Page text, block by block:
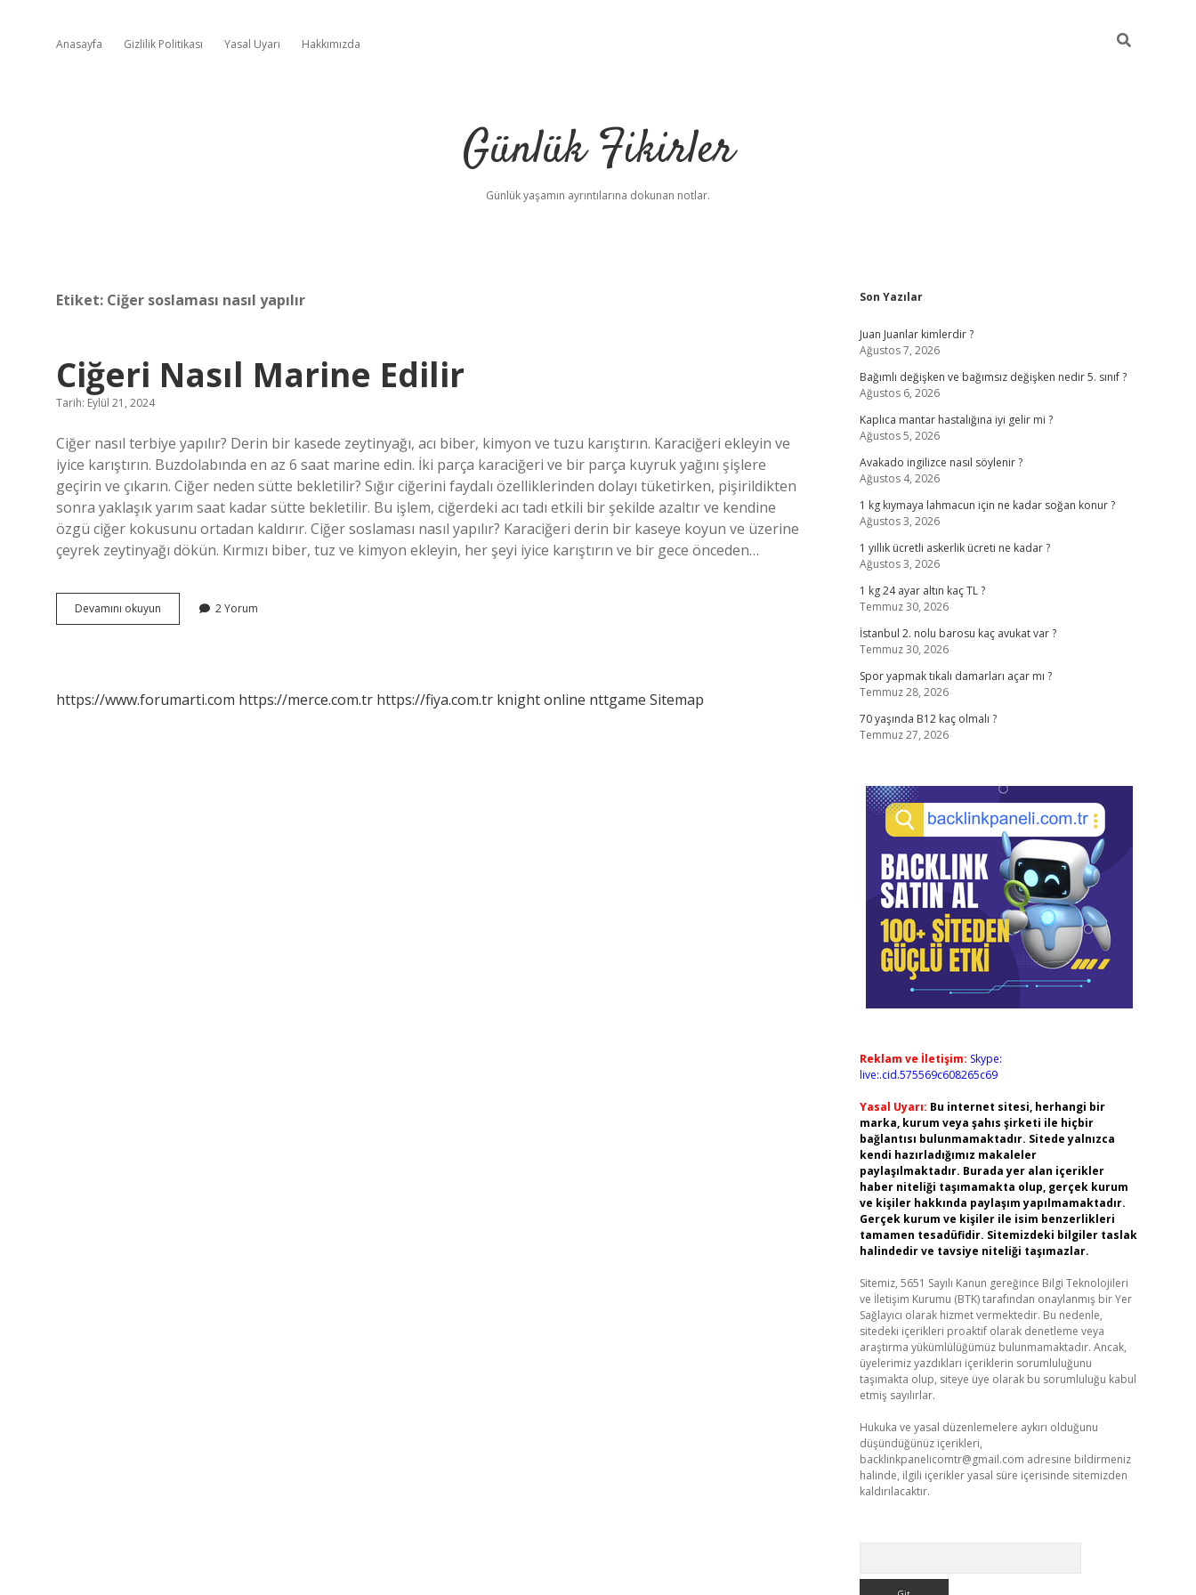
Anasayfa Gizlilik Politikası Yasal Uyarı Hakkımızda
Günlük Fikirler
Günlük yaşamın ayrıntılarına dokunan notlar.
Etiket: Ciğer soslaması nasıl yapılır
Ciğeri Nasıl Marine Edilir
Tarih: Eylül 21, 2024
Ciğer nasıl terbiye yapılır? Derin bir kasede zeytinyağı, acı biber, kimyon ve tuzu karıştırın. Karaciğeri ekleyin ve
iyice karıştırın. Buzdolabında en az 6 saat marine edin. İki parça karaciğeri ve bir parça kuyruk yağını şişlere
geçirin ve çıkarın. Ciğer neden sütte bekletilir? Sığır ciğerini faydalı özelliklerinden dolayı tüketirken, pişirildikten
sonra yaklaşık yarım saat kadar sütte bekletilir. Bu işlem, ciğerdeki acı tadı etkili bir şekilde azaltır ve kendine
özgü ciğer kokusunu ortadan kaldırır. Ciğer soslaması nasıl yapılır? Karaciğeri derin bir kaseye koyun ve üzerine
çeyrek zeytinyağı dökün. Kırmızı biber, tuz ve kimyon ekleyin, her şeyi iyice karıştırın ve bir gece önceden…
Devamını okuyun
Nasıl
2 Yorum
https://www.forumarti.com https://merce.com.tr https://fiya.com.tr knight online nttgame Sitemap
Sidebar
Son Yazılar
Juan Juanlar kimlerdir ?
Ağustos 7, 2026
Bağımlı değişken ve bağımsız değişken nedir 5. sınıf ?
Ağustos 6, 2026
Kaplıca mantar hastalığına iyi gelir mi ?
Ağustos 5, 2026
Avakado ingilizce nasıl söylenir ?
Ağustos 4, 2026
1 kg kıymaya lahmacun için ne kadar soğan konur ?
Ağustos 3, 2026
1 yıllık ücretli askerlik ücreti ne kadar ?
Ağustos 3, 2026
1 kg 24 ayar altın kaç TL ?
Temmuz 30, 2026
İstanbul 2. nolu barosu kaç avukat var ?
Temmuz 30, 2026
Spor yapmak tıkalı damarları açar mı ?
Temmuz 28, 2026
70 yaşında B12 kaç olmalı ?
Temmuz 27, 2026
Reklam ve İletişim: Skype:
live:.cid.575569c608265c69
Yasal Uyarı: Bu internet sitesi, herhangi bir
marka, kurum veya şahıs şirketi ile hiçbir
bağlantısı bulunmamaktadır. Sitede yalnızca
kendi hazırladığımız makaleler
paylaşılmaktadır. Burada yer alan içerikler
haber niteliği taşımamakta olup, gerçek kurum
ve kişiler hakkında paylaşım yapılmamaktadır.
Gerçek kurum ve kişiler ile isim benzerlikleri
tamamen tesadüfidir. Sitemizdeki bilgiler taslak
halindedir ve tavsiye niteliği taşımazlar.
Sitemiz, 5651 Sayılı Kanun gereğince Bilgi Teknolojileri
ve İletişim Kurumu (BTK) tarafından onaylanmış bir Yer
Sağlayıcı olarak hizmet vermektedir. Bu nedenle,
sitedeki içerikleri proaktif olarak denetleme veya
araştırma yükümlülüğümüz bulunmamaktadır. Ancak,
üyelerimiz yazdıkları içeriklerin sorumluluğunu
taşımakta olup, siteye üye olarak bu sorumluluğu kabul
etmiş sayılırlar.
Hukuka ve yasal düzenlemelere aykırı olduğunu
düşündüğünüz içerikleri,
backlinkpanelicomtr@gmail.com adresine bildirmeniz
halinde, ilgili içerikler yasal süre içerisinde sitemizden
kaldırılacaktır.